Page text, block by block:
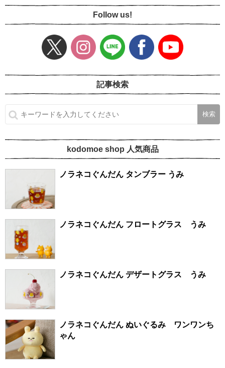
Follow us!
記事検索
kodomoe shop 人気商品
ノラネコぐんだん タンブラー うみ
ノラネコぐんだん フロートグラス うみ
ノラネコぐんだん デザートグラス うみ
ノラネコぐんだん ぬいぐるみ ワンワンち
ゃん